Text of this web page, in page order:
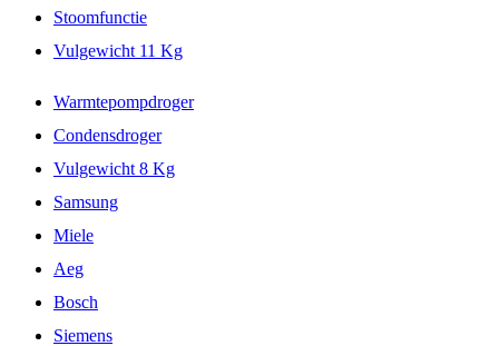
Stoomfunctie
Vulgewicht 11 Kg
Warmtepompdroger
Condensdroger
Vulgewicht 8 Kg
Samsung
Miele
Aeg
Bosch
Siemens